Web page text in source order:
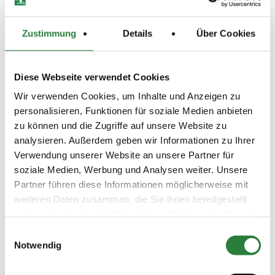
Zustimmung Details Über Cookies
Diese Webseite verwendet Cookies
Wir verwenden Cookies, um Inhalte und Anzeigen zu
personalisieren, Funktionen für soziale Medien anbieten
zu können und die Zugriffe auf unsere Website zu
analysieren. Außerdem geben wir Informationen zu Ihrer
Verwendung unserer Website an unsere Partner für
soziale Medien, Werbung und Analysen weiter. Unsere
Partner führen diese Informationen möglicherweise mit
weiteren Daten zusammen, die Sie ihnen bereitgestellt
Notwendig
(n)
750,00 €
(n)
Dressurpferdeprfg. Kl.A
Preisgeld
150,00 €
LKL/Art
2 3 4 5 6 LP
10.05.2026
13. Dressurreiterprüfung Kl.A DRE
LKL/Art
3 4 5 6 LP